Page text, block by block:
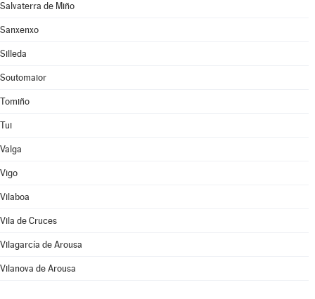
Salvaterra de Miño
Sanxenxo
Silleda
Soutomaior
Tomiño
Tui
Valga
Vigo
Vilaboa
Vila de Cruces
Vilagarcía de Arousa
Vilanova de Arousa